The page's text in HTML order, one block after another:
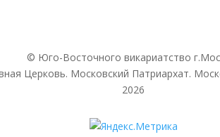
© Юго-Восточного викариатствo
Церковь. Московский Патриархат.
2026